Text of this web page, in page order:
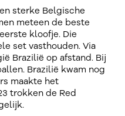
sterke Belgische
meteen de beste
kloofje. Die
set vasthouden. Via
Brazilië op afstand. Bij
Brazilië kwam nog
maakte het
trokken de Red